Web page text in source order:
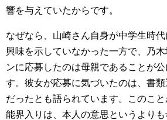
響を与えていたからです。
なぜなら、山崎さん自身が中学生時代
興味を示していなかった一方で、乃
ンに応募したのは母親であることが
す。彼女が応募に気づいたのは、書
だったとも語られています。このこ
能界入りは、本人の意思というより